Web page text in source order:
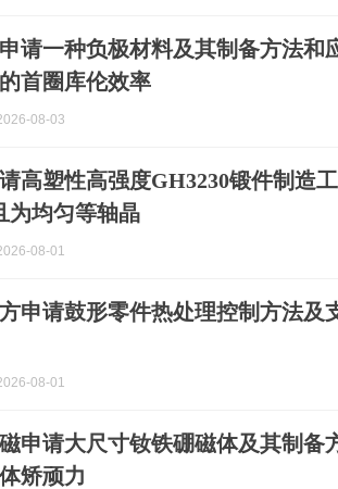
请一种负极材料及其制备方法和
首圈库伦效率
08-03
高塑性高强度GH3230锻件制造
为均匀等轴晶
08-01
申请鼓形零件热处理控制方法及
08-01
申请大尺寸钕铁硼磁体及其制备
矫顽力